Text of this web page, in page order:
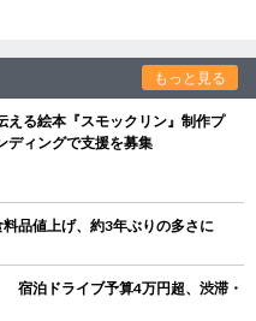
もっと見る
える絵本『スモックリン』制作プ
ィングで支援を募集
品値上げ、約3年ぶりの多さに
宿泊ドライブ予算4万円超、渋滞・